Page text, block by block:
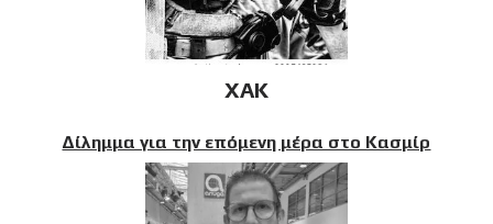
XAK
Δίλημμα για την επόμενη μέρα στο Κασμίρ